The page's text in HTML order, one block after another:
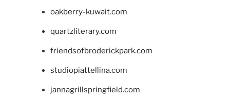
oakberry-kuwait.com
quartzliterary.com
friendsofbroderickpark.com
studiopiattellina.com
jannagrillspringfield.com